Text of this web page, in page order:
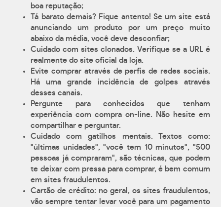
boa reputação;
Tá barato demais? Fique antento! Se um site está
anunciando um produto por um preço muito
abaixo da média, você deve desconfiar;
Cuidado com sites clonados. Verifique se a URL é
realmente do site oficial da loja.
Evite comprar através de perfis de redes sociais.
Há uma grande incidência de golpes através
desses canais.
Pergunte para conhecidos que tenham
experiência com compra on-line. Não hesite em
compartilhar e perguntar.
Cuidado com gatilhos mentais. Textos como:
"últimas unidades", "você tem 10 minutos", "500
pessoas já compraram", são técnicas, que podem
te deixar com pressa para comprar, é bem comum
em sites fraudulentos.
Cartão de crédito: no geral, os sites fraudulentos,
vão sempre tentar levar você para um pagamento